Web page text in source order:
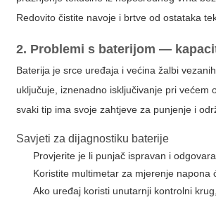
Redovito čistite navoje i brtve od ostataka
2. Problemi s baterijom —
Baterija je srce uređaja i većina žalbi
uključuje, iznenadno isključivanje pri
svaki tip ima svoje zahtjeve za punjenje i
Savjeti za dijagnostiku baterije
Provjerite je li punjač ispravan i
Koristite multimetar za mjerenje
Ako uređaj koristi unutarnji kontrolni